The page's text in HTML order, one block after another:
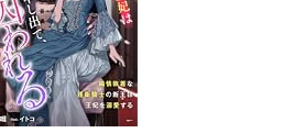
風の男、ペタンコのボストンバッグを
店！Gメンに確保され「なんで？」と
円の最新フィギュア、ガチで作り込みが